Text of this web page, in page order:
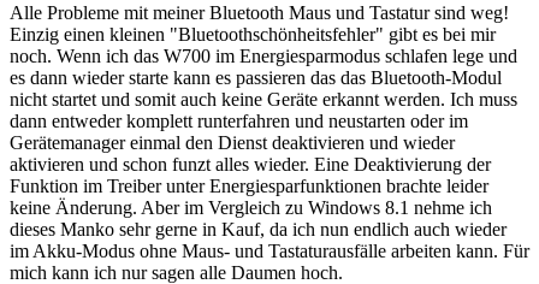
Alle Probleme mit meiner Bluetooth Maus und Tastatur sind weg!
Einzig einen kleinen "Bluetoothschönheitsfehler" gibt es bei mir
noch. Wenn ich das W700 im Energiesparmodus schlafen lege und
es dann wieder starte kann es passieren das das Bluetooth-Modul
nicht startet und somit auch keine Geräte erkannt werden. Ich muss
dann entweder komplett runterfahren und neustarten oder im
Gerätemanager einmal den Dienst deaktivieren und wieder
aktivieren und schon funzt alles wieder. Eine Deaktivierung der
Funktion im Treiber unter Energiesparfunktionen brachte leider
keine Änderung. Aber im Vergleich zu Windows 8.1 nehme ich
dieses Manko sehr gerne in Kauf, da ich nun endlich auch wieder
im Akku-Modus ohne Maus- und Tastaturausfälle arbeiten kann. Für
mich kann ich nur sagen alle Daumen hoch.